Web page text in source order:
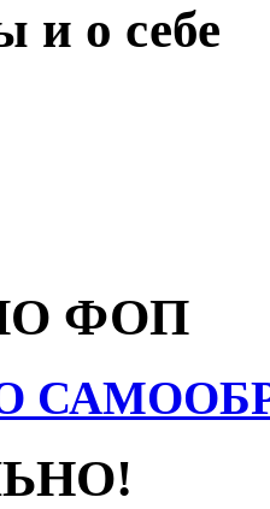
и о себе
ФОП